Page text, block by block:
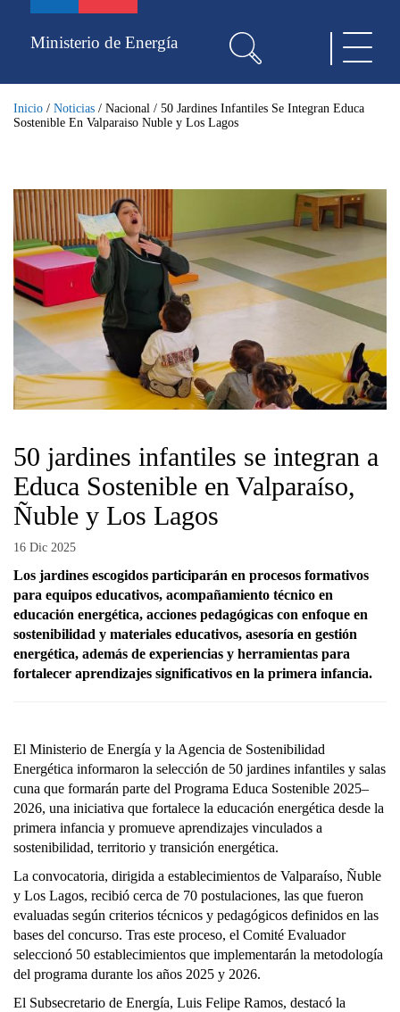
contenidoMinisterio de Energía
Inicio / Noticias / Nacional / 50 Jardines Infantiles Se Integran Educa
Sostenible En Valparaiso Nuble y Los Lagos
50 jardines infantiles se integran a
Educa Sostenible en Valparaíso,
Ñuble y Los Lagos
16 Dic 2025
Los jardines escogidos participarán en procesos formativos
para equipos educativos, acompañamiento técnico en
educación energética, acciones pedagógicas con enfoque en
sostenibilidad y materiales educativos, asesoría en gestión
energética, además de experiencias y herramientas para
fortalecer aprendizajes significativos en la primera infancia.
El Ministerio de Energía y la Agencia de Sostenibilidad
Energética informaron la selección de 50 jardines infantiles y salas
cuna que formarán parte del Programa Educa Sostenible 2025–
2026, una iniciativa que fortalece la educación energética desde la
primera infancia y promueve aprendizajes vinculados a
sostenibilidad, territorio y transición energética.
La convocatoria, dirigida a establecimientos de Valparaíso, Ñuble
y Los Lagos, recibió cerca de 70 postulaciones, las que fueron
evaluadas según criterios técnicos y pedagógicos definidos en las
bases del concurso. Tras este proceso, el Comité Evaluador
seleccionó 50 establecimientos que implementarán la metodología
del programa durante los años 2025 y 2026.
El Subsecretario de Energía, Luis Felipe Ramos, destacó la